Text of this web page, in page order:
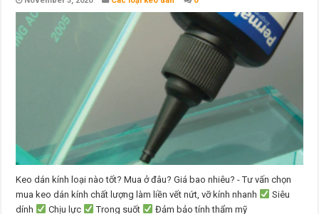
Keo dán kính loại nào tốt? Mua ở đâu? Giá bao nhiêu? - Tư vấn chọn
mua keo dán kính chất lượng làm liền vết nứt, vỡ kính nhanh
Siêu
dính
Chịu lực Trong suốt Đảm bảo tính thẩm mỹ